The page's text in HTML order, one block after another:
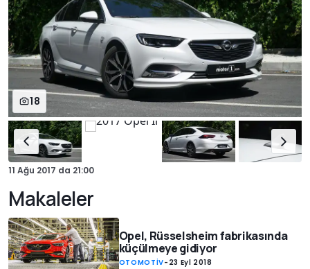
18
11 Ağu 2017 da 21:00
Makaleler
Opel, Rüsselsheim fabrikasında
küçülmeye gidiyor
OTOMOTİV- 23 Eyl 2018